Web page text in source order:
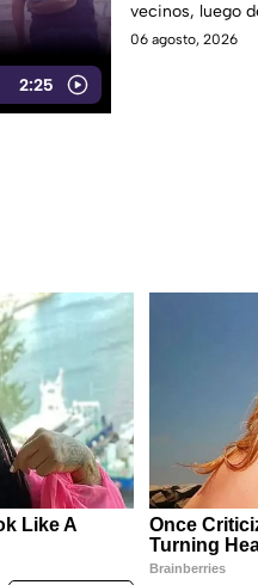
2:25
vecinos, luego
electrocutado.
06 agosto, 2026